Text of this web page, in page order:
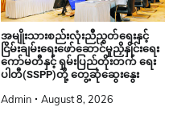
အမျိုးသားစည်းလုံးညီညွတ်ရေးနှင့်
ငြိမ်းချမ်းရေးဖော်ဆောင်မှုညှိနှိုင်းရေး
ကော်မတီနှင့် ရှမ်းပြည်တိုးတက် ရေး
ပါတီ(SSPP)တို့ တွေ့ဆုံဆွေးနွေး
Admin August 8, 2026